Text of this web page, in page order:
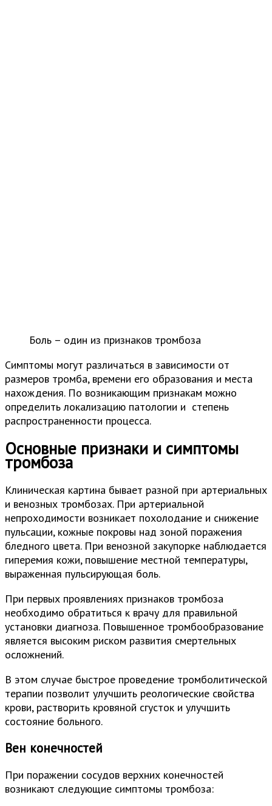
Боль – один из признаков тромбоза
Симптомы могут различаться в зависимости от
размеров тромба, времени его образования и места
нахождения. По возникающим признакам можно
определить локализацию патологии и степень
распространенности процесса.
Основные признаки и симптомы
тромбоза
Клиническая картина бывает разной при артериальных
и венозных тромбозах. При артериальной
непроходимости возникает похолодание и снижение
пульсации, кожные покровы над зоной поражения
бледного цвета. При венозной закупорке наблюдается
гиперемия кожи, повышение местной температуры,
выраженная пульсирующая боль.
При первых проявлениях признаков тромбоза
необходимо обратиться к врачу для правильной
установки диагноза. Повышенное тромбообразование
является высоким риском развития смертельных
осложнений.
В этом случае быстрое проведение тромболитической
терапии позволит улучшить реологические свойства
крови, растворить кровяной сгусток и улучшить
состояние больного.
Вен конечностей
При поражении сосудов верхних конечностей
возникают следующие симптомы тромбоза: